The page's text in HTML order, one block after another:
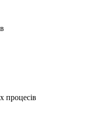
процесів